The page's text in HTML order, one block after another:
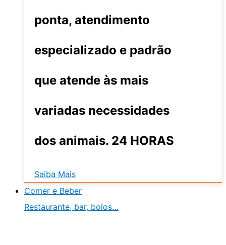
ponta, atendimento
especializado e padrão
que atende às mais
variadas necessidades
dos animais. 24 HORAS
Saiba Mais
Comer e Beber
Restaurante, bar, bolos…